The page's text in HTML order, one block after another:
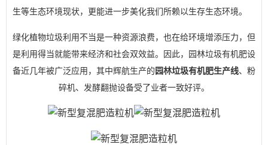
生等生态环境现状，更能进一步美化我们所赖以生存生态环境。
绿化植物垃圾利用不当是一种资源浪费，也在给环境增添压力，但
是利用得当就能带来经济和社会双效益。因此，园林垃圾有机肥设
备近几年被广泛应用，其中辉航生产的园林垃圾有机肥生产线、粉
碎机、发酵翻抛设备受了业者一致好评。